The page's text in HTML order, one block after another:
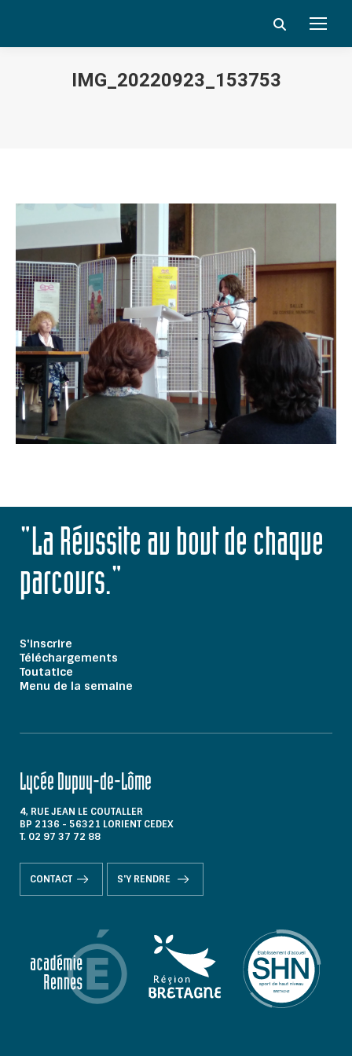
Search:
IMG_20220923_153753
"La Réussite au bout de chaque
parcours."
S'inscrire
Téléchargements
Toutatice
Menu de la semaine
Lycée Dupuy-de-Lôme
4, RUE JEAN LE COUTALLER
BP 2136 - 56321 LORIENT CEDEX
T. 02 97 37 72 88
CONTACT S'Y RENDRE